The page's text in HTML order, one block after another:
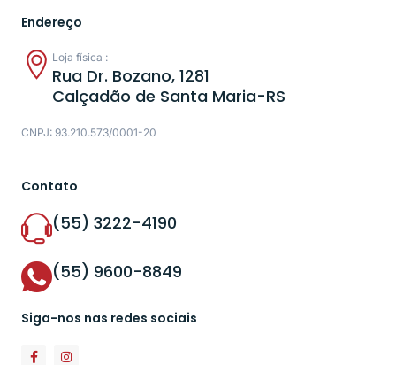
Endereço
Loja física :
Rua Dr. Bozano, 1281
Calçadão de Santa Maria-RS
CNPJ: 93.210.573/0001-20
Contato
(55) 3222-4190
(55) 9600-8849
Siga-nos nas redes sociais